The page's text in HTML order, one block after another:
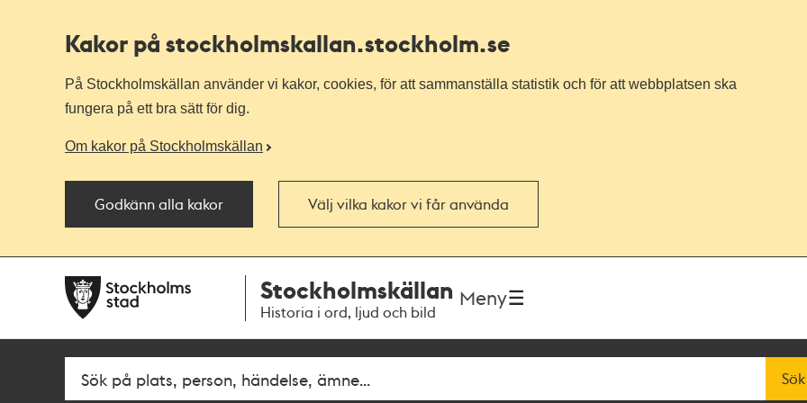
Kakor på stockholmskallan.stockholm.se
På Stockholmskällan använder vi kakor, cookies, för att sammanställa statistik och för att webbplatsen ska
fungera på ett bra sätt för dig.
Om kakor på Stockholmskällan
Godkänn alla kakor Välj vilka kakor vi får använda
navigationen
huvudinnehållet
Stockholmskällan
Historia i ord, ljud och bild
Meny
Fritextsök Sök